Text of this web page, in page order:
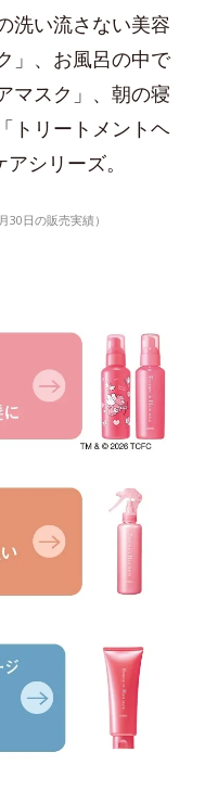
洗い流さない美容
」、お風呂の中で
マスク」、朝の寝
トリートメントヘ
シリーズ。
日の販売実績）